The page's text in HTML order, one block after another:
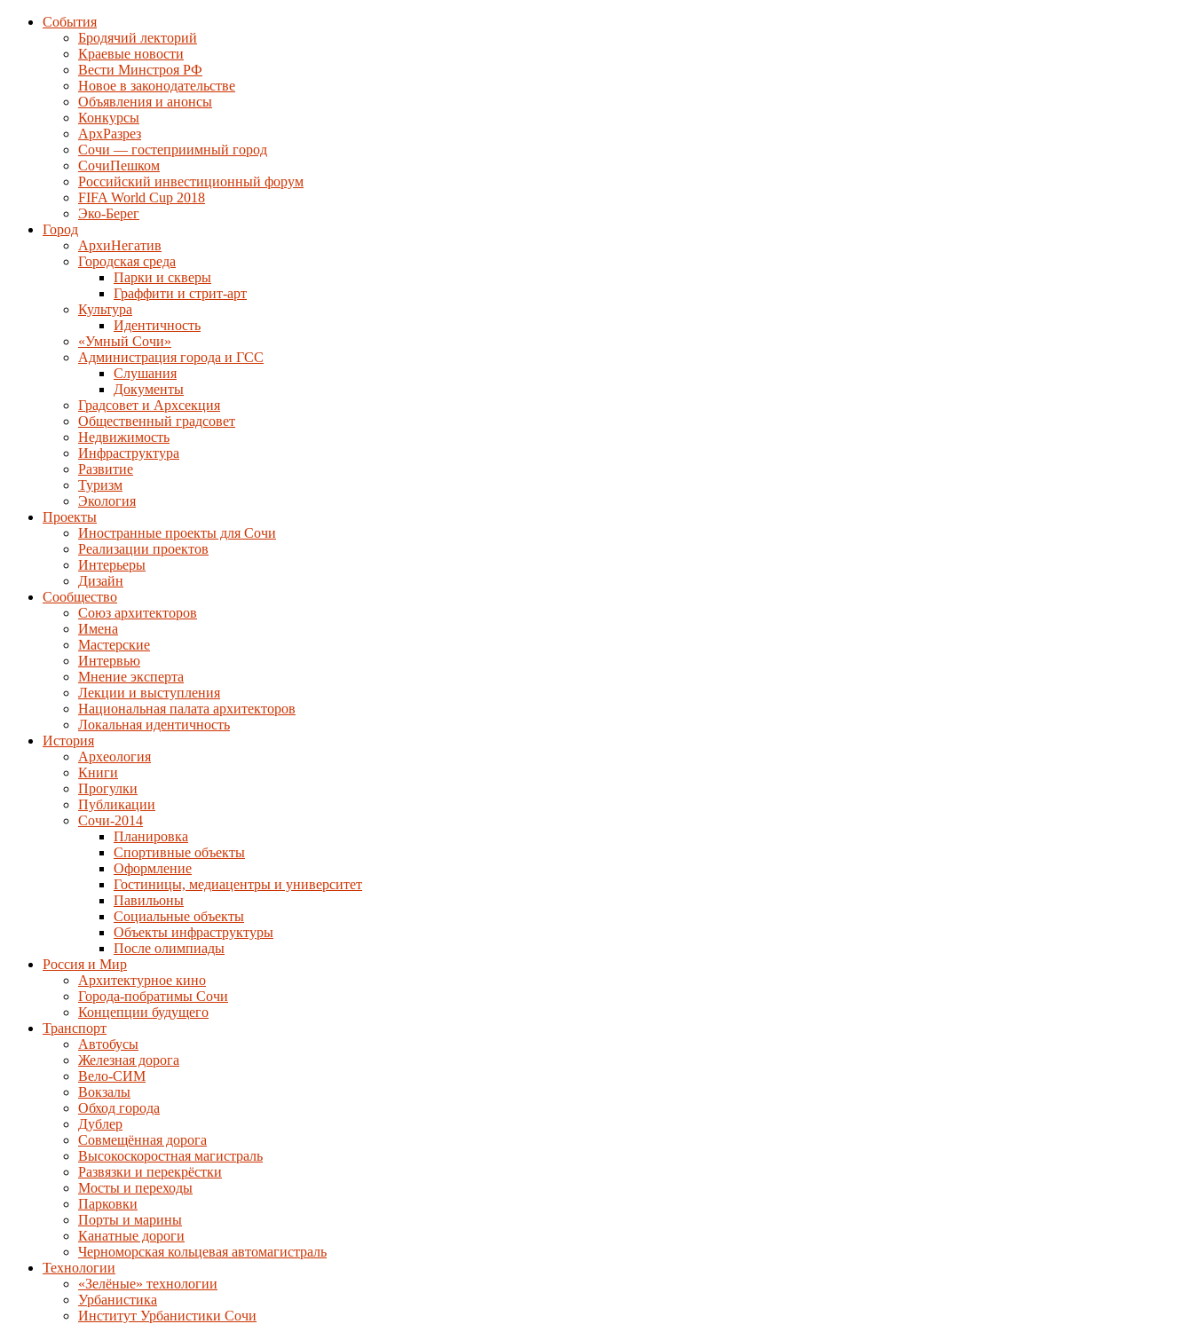
События
Бродячий лекторий
Краевые новости
Вести Минстроя РФ
Новое в законодательстве
Объявления и анонсы
Конкурсы
АрхРазрез
Сочи — гостеприимный город
СочиПешком
Российский инвестиционный форум
FIFA World Cup 2018
Эко-Берег
Город
АрхиНегатив
Городская среда
Парки и скверы
Граффити и стрит-арт
Культура
Идентичность
«Умный Сочи»
Администрация города и ГСС
Слушания
Документы
Градсовет и Архсекция
Общественный градсовет
Недвижимость
Инфраструктура
Развитие
Туризм
Экология
Проекты
Иностранные проекты для Сочи
Реализации проектов
Интерьеры
Дизайн
Сообщество
Союз архитекторов
Имена
Мастерские
Интервью
Мнение эксперта
Лекции и выступления
Национальная палата архитекторов
Локальная идентичность
История
Археология
Книги
Прогулки
Публикации
Сочи-2014
Планировка
Спортивные объекты
Оформление
Гостиницы, медиацентры и университет
Павильоны
Социальные объекты
Объекты инфраструктуры
После олимпиады
Россия и Мир
Архитектурное кино
Города-побратимы Сочи
Концепции будущего
Транспорт
Автобусы
Железная дорога
Вело-СИМ
Вокзалы
Обход города
Дублер
Совмещённая дорога
Высокоскоростная магистраль
Развязки и перекрёстки
Мосты и переходы
Парковки
Порты и марины
Канатные дороги
Черноморская кольцевая автомагистраль
Технологии
«Зелёные» технологии
Урбанистика
Институт Урбанистики Сочи